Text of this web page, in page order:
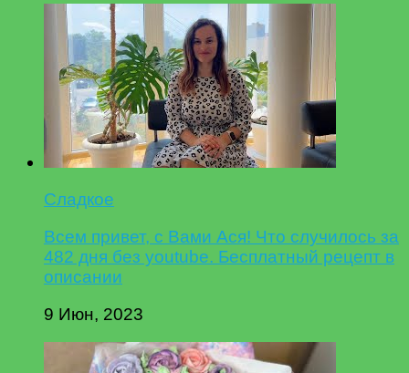
Сладкое
Всем привет, с Вами Ася! Что случилось за
482 дня без youtube. Бесплатный рецепт в
описании
9 Июн, 2023